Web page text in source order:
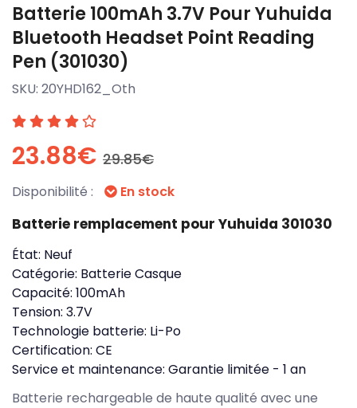
Batterie 100mAh 3.7V Pour Yuhuida
Bluetooth Headset Point Reading
Pen (301030)
SKU: 20YHD162_Oth
23.88€ 29.85€
Disponibilité : En stock
Batterie remplacement pour Yuhuida 301030
État: Neuf
Catégorie: Batterie Casque
Capacité: 100mAh
Tension: 3.7V
Technologie batterie: Li-Po
Certification: CE
Service et maintenance: Garantie limitée - 1 an
Batterie rechargeable de haute qualité avec une